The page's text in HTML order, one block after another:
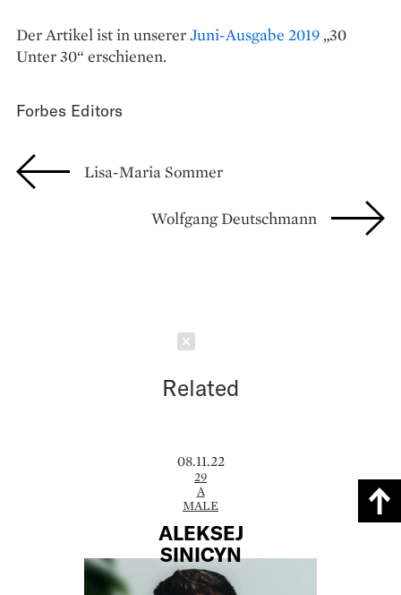
Der Artikel ist in unsererJuni-Ausgabe 2019 „30
Unter 30“ erschienen.
Forbes Editors
Lisa-Maria Sommer
Wolfgang Deutschmann
Related
08.11.22
29
A
MALE
ALEKSEJ
SINICYN